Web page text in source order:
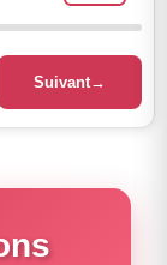
Suivant→